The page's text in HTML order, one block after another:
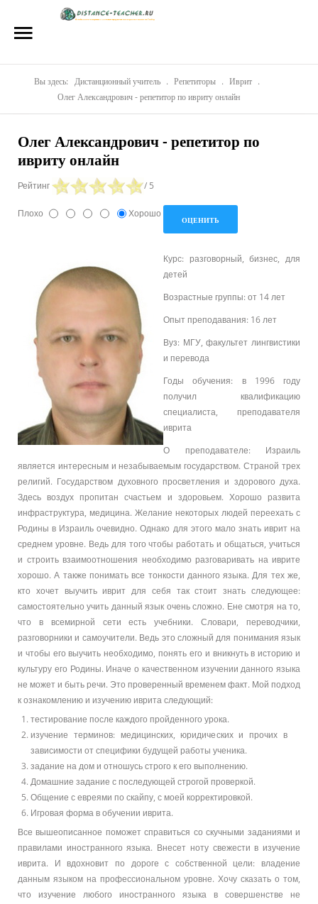
Репетиторы
Стоимость
Акции
Материалы
Вы здесь: Дистанционный учитель . Репетиторы . Иврит
.
Олег Александрович - репетитор по ивриту онлайн
Олег Александрович - репетитор по
ивриту онлайн
Рейтинг / 5
Плохо Хорошо
Курс: разговорный, бизнес, для
детей
Возрастные группы: от 14 лет
Опыт преподавания: 16 лет
Вуз: МГУ, факультет лингвистики
и перевода
Годы обучения: в 1996 году
получил квалификацию
специалиста, преподавателя
иврита
О преподавателе: Израиль
является интересным и незабываемым государством. Страной трех
религий. Государством духовного просветления и здорового духа.
Здесь воздух пропитан счастьем и здоровьем. Хорошо развита
инфраструктура, медицина. Желание некоторых людей переехать с
Родины в Израиль очевидно. Однако для этого мало знать иврит на
среднем уровне. Ведь для того чтобы работать и общаться, учиться
и строить взаимоотношения необходимо разговаривать на иврите
хорошо. А также понимать все тонкости данного языка. Для тех же,
кто хочет выучить иврит для себя так стоит знать следующее:
самостоятельно учить данный язык очень сложно. Ене смотря на то,
что в всемирной сети есть учебники. Словари, переводчики,
разговорники и самоучители. Ведь это сложный для понимания язык
и чтобы его выучить необходимо, понять его и вникнуть в историю и
культуру его Родины. Иначе о качественном изучении данного языка
не может и быть речи. Это проверенный временем факт. Мой подход
к ознакомлению и изучению иврита следующий:
тестирование после каждого пройденного урока.
изучение терминов: медицинских, юридических и прочих в
зависимости от специфики будущей работы ученика.
задание на дом и отношусь строго к его выполнению.
Домашние задание с последующей строгой проверкой.
Общение с евреями по скайпу, с моей корректировкой.
Игровая форма в обучении иврита.
Все вышеописанное поможет справиться со скучными заданиями и
правилами иностранного языка. Внесет ноту свежести в изучение
иврита. И вдохновит по дороге с собственной цели: владение
данным языком на профессиональном уровне. Хочу сказать о том,
что изучение любого иностранного языка в совершенстве не